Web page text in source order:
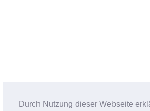
Durch Nutzung dieser Webseite